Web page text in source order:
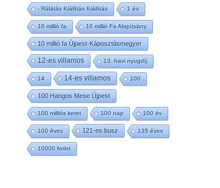
- Rálátás Kiállítás Kiállítás 1 év
10 millió fa 10 millió Fa Alapítvány
10 millió fa Újpest-Káposztásmegyer
12-es villamos 13. havi nyugdíj
14 14-es villamos 100
100 Hangos Mese Újpest
100 milliós keret 100 nap 100 év
100 éves 121-es busz 135 éves
10000 forint